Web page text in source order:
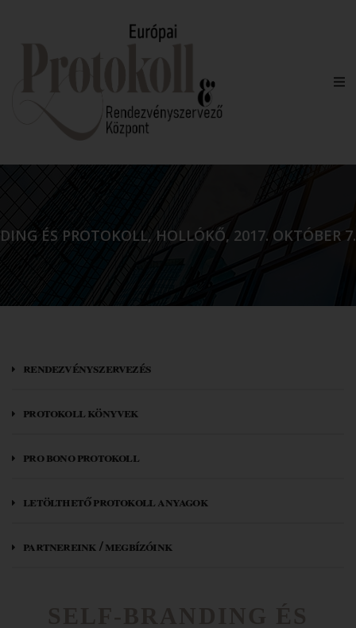
ÉS PROTOKOLL, HOLLÓKŐ, 2017. OKTÓBER
rendezvényszervezés
protokoll könyvek
pro bono protokoll
letölthető protokoll anyagok
partnereink / megbízóink